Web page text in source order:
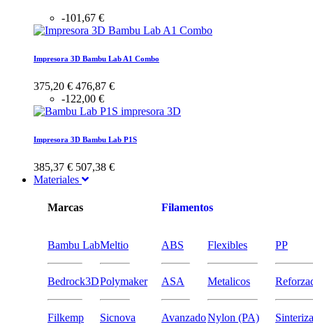
-101,67 €
Impresora 3D Bambu Lab A1 Combo
375,20 € 476,87 €
-122,00 €
Impresora 3D Bambu Lab P1S
385,37 € 507,38 €
Materiales
Marcas
Bambu Lab
Bedrock3D
Filkemp
Meltio
Polymaker
Sicnova
Filamentos
ABS
ASA
Avanzado
Flexibles
Metalicos
Nylon (PA)
PP